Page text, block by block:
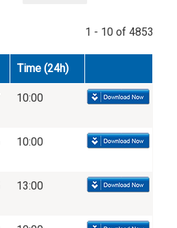
1 - 10 of 4853
Time (24h)
10:00
10:00
13:00